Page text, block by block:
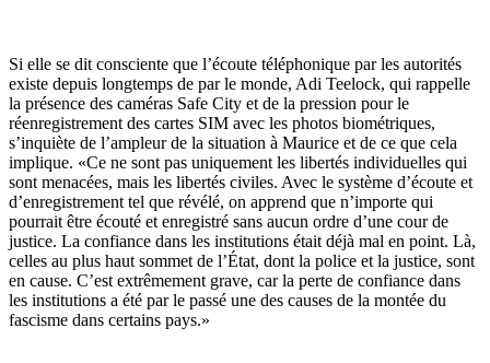
Si elle se dit consciente que l’écoute téléphonique par les autorités
existe depuis longtemps de par le monde, Adi Teelock, qui rappelle
la présence des caméras Safe City et de la pression pour le
réenregistrement des cartes SIM avec les photos biométriques,
s’inquiète de l’ampleur de la situation à Maurice et de ce que cela
implique. «Ce ne sont pas uniquement les libertés individuelles qui
sont menacées, mais les libertés civiles. Avec le système d’écoute et
d’enregistrement tel que révélé, on apprend que n’importe qui
pourrait être écouté et enregistré sans aucun ordre d’une cour de
justice. La confiance dans les institutions était déjà mal en point. Là,
celles au plus haut sommet de l’État, dont la police et la justice, sont
en cause. C’est extrêmement grave, car la perte de confiance dans
les institutions a été par le passé une des causes de la montée du
fascisme dans certains pays.»